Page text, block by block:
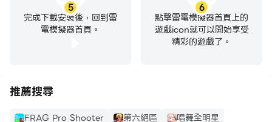
5
完成下載安裝後，回到雷
電模擬器首頁。
6
點擊雷電模擬器首頁上的
遊戲icon就可以開始享受
精彩的遊戲了。
推薦搜尋
FRAG Pro Shooter 第六絕區
唱舞全明星